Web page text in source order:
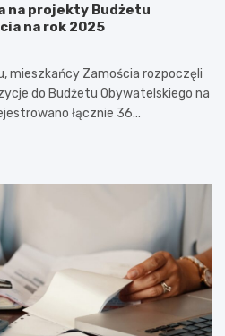
na projekty Budżetu
na rok 2025
mieszkańcy Zamościa rozpoczęli
do Budżetu Obywatelskiego na
łącznie 36…